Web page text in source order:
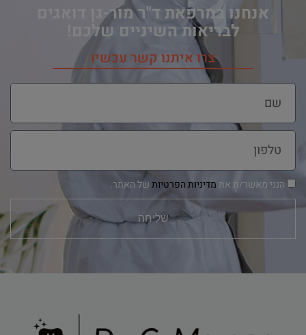
אנחנו במרפאת ד"ר מור-גן דואגים
לבריאות השיניים שלכם!
צרו איתנו קשר עכשיו
הנני מאשר/ת אתמדיניות הפרטיותשל האתר.
שליחה